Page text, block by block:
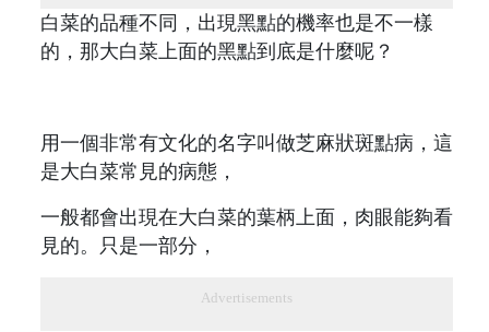
白菜的品種不同，出現黑點的機率也是不一樣
的，那大白菜上面的黑點到底是什麼呢？
用一個非常有文化的名字叫做芝麻狀斑點病，這
是大白菜常見的病態，
一般都會出現在大白菜的葉柄上面，肉眼能夠看
見的。只是一部分，
Advertisements